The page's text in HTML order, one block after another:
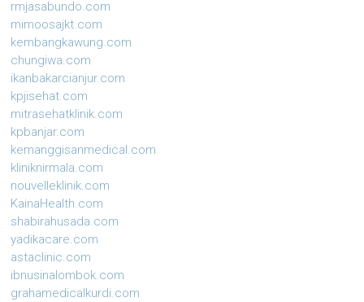
rmjasabundo.com
mimoosajkt.com
kembangkawung.com
chungiwa.com
ikanbakarcianjur.com
kpjisehat.com
mitrasehatklinik.com
kpbanjar.com
kemanggisanmedical.com
kliniknirmala.com
nouvelleklinik.com
KainaHealth.com
shabirahusada.com
yadikacare.com
astaclinic.com
ibnusinalombok.com
grahamedicalkurdi.com